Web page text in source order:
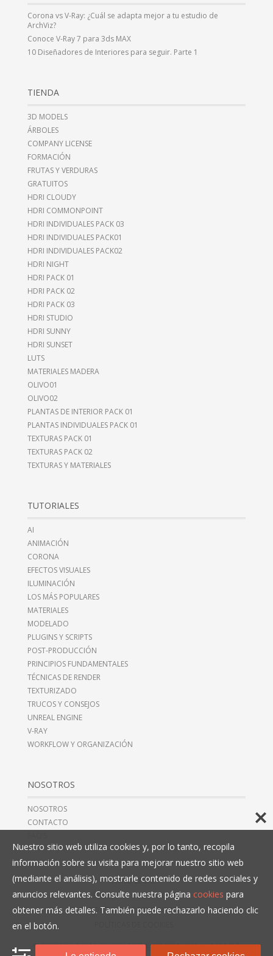
Corona vs V-Ray: ¿Cuál se adapta mejor a tu estudio de
ArchViz?
Conoce V-Ray 7 para 3ds MAX
10 Diseñadores de Interiores para seguir. Parte 1
TIENDA
3D MODELS
ÁRBOLES
COMPANY LICENSE
FORMACIÓN
FRUTAS Y VERDURAS
GRATUITOS
HDRI CLOUDY
HDRI COMMONPOINT
HDRI INDIVIDUALES PACK 03
HDRI INDIVIDUALES PACK01
HDRI INDIVIDUALES PACK02
HDRI NIGHT
HDRI PACK 01
HDRI PACK 02
HDRI PACK 03
HDRI STUDIO
HDRI SUNNY
HDRI SUNSET
LUTS
MATERIALES MADERA
OLIVO01
OLIVO02
PLANTAS DE INTERIOR PACK 01
PLANTAS INDIVIDUALES PACK 01
TEXTURAS PACK 01
TEXTURAS PACK 02
TEXTURAS Y MATERIALES
TUTORIALES
AI
ANIMACIÓN
CORONA
EFECTOS VISUALES
ILUMINACIÓN
LOS MÁS POPULARES
MATERIALES
MODELADO
PLUGINS Y SCRIPTS
POST-PRODUCCIÓN
PRINCIPIOS FUNDAMENTALES
TÉCNICAS DE RENDER
TEXTURIZADO
TRUCOS Y CONSEJOS
UNREAL ENGINE
V-RAY
WORKFLOW Y ORGANIZACIÓN
NOSOTROS
NOSOTROS
CONTACTO
AVISO LEGAL
TÉRMINOS Y CONDICIONES
POLÍTICAS DE PRIVACIDAD
© COPYRIGHT 2016, 3D COLLECTIVE, CIF B10466993,+34 914 497
Nuestro sitio web utiliza cookies y, por lo tanto, recopila
información sobre su visita para mejorar nuestro sitio web
(mediante el análisis), mostrarle contenido de redes sociales y
anuncios relevantes. Consulte nuestra página cookies para
obtener más detalles. También puede rechazarlo haciendo clic
en el botón.